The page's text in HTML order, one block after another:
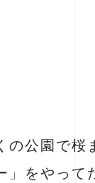
の公園で桜
」をやって